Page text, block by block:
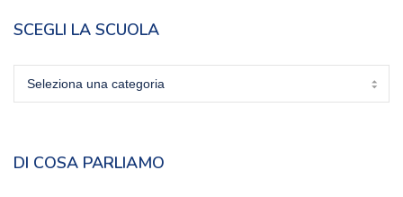
SCEGLI LA SCUOLA
Scegli
DI COSA PARLIAMO